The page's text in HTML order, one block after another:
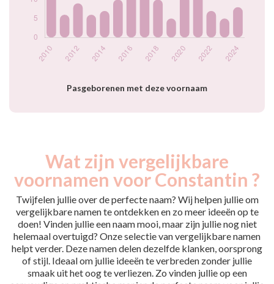
Pasgeborenen met deze voornaam
Popularité du
Wat zijn vergelijkbare
voornamen voor Constantin ?
Twijfelen jullie over de perfecte naam? Wij helpen jullie om
vergelijkbare namen te ontdekken en zo meer ideeën op te
doen! Vinden jullie een naam mooi, maar zijn jullie nog niet
helemaal overtuigd? Onze selectie van vergelijkbare namen
helpt verder. Deze namen delen dezelfde klanken, oorsprong
of stijl. Ideaal om jullie ideeën te verbreden zonder jullie
smaak uit het oog te verliezen. Zo vinden jullie op een